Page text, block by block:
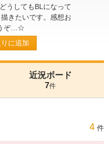
うしてもBLになって
きたいです。感想お
ぞ…☆
に追加
近況ボード
7件
4 件